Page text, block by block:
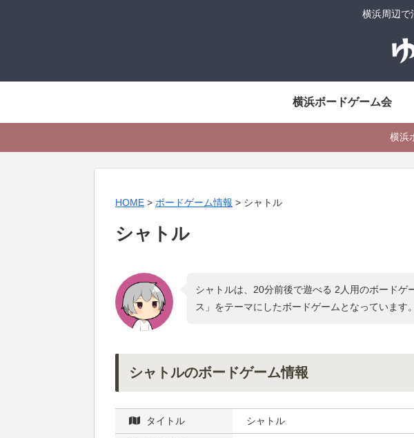
横浜周辺で
横浜ボードゲーム会
横浜
HOME > ボードゲーム情報 > シャトル
シャトル
シャトルは、20分前後で遊べる 2人用のボードゲ
ス 」をテーマにしたボードゲームとなっています。
シャトルのボードゲーム情報
タイトル シャトル